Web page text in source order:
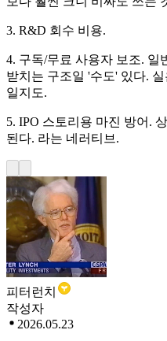
3. R&D 회수 비용.
4. 구독/무료 사용자 보조. 일
받치는 구조일 '수도' 있다.
일지도.
5. IPO 스토리용 마진 방어.
된다. 라는 네러티브.
피터런치
작성자
2026.05.23